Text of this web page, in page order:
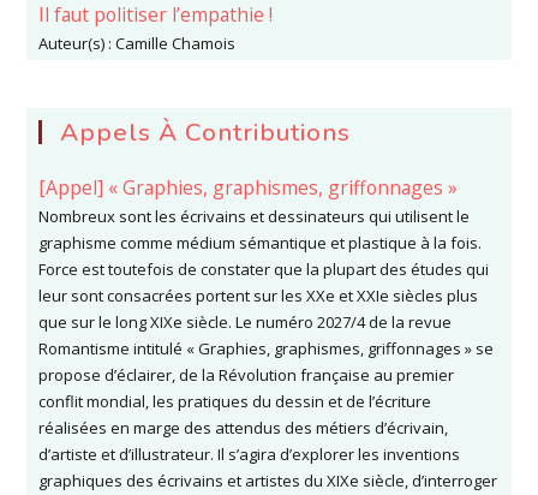
Il faut politiser l’empathie !
Auteur(s) :Camille Chamois
Appels À Contributions
[Appel] « Graphies, graphismes, griffonnages »
Nombreux sont les écrivains et dessinateurs qui utilisent le
graphisme comme médium sémantique et plastique à la fois.
Force est toutefois de constater que la plupart des études qui
leur sont consacrées portent sur les XXe et XXIe siècles plus
que sur le long XIXe siècle. Le numéro 2027/4 de la revue
Romantisme intitulé « Graphies, graphismes, griffonnages » se
propose d’éclairer, de la Révolution française au premier
conflit mondial, les pratiques du dessin et de l’écriture
réalisées en marge des attendus des métiers d’écrivain,
d’artiste et d’illustrateur. Il s’agira d’explorer les inventions
graphiques des écrivains et artistes du XIXe siècle, d’interroger